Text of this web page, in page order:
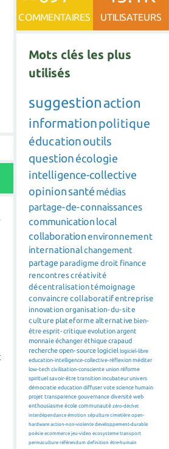
COMMENTAIRES UTILISATEURS
Mots clés les plus
utilisés
suggestion action
informationpolitique
éducationoutils
question écologie
intelligence-collective
opinion santé médias
partage-de-connaissances
communication local
collaborationenvironnement
internationalchangement
partage paradigme droit finance
rencontrescréativité
décentralisation témoignage
convaincre collaboratifentreprise
innovation organisation-du-site
culture plateforme alternative bien-
êtreesprit-critiqueevolutionargent
monnaieéchangeréthiquecrapaud
rechercheopen-source logiciel logiciel-libre
education-intelligence-collective-réflexion méditer
low-tech civilisation-consciente union réforme
spirituel savoir-être transition incubateur univers
démocratie education diffuser vote science humain
projet transparence gouvernance diversité web
enthousiasme école communauté zéro-déchet
interdépendance émotion sépulture cimetière open-
hardware action-non-violente developpement-durable
poésie ecommerce jeu-video ecosysteme transport
permaculture référendum definition être-humain